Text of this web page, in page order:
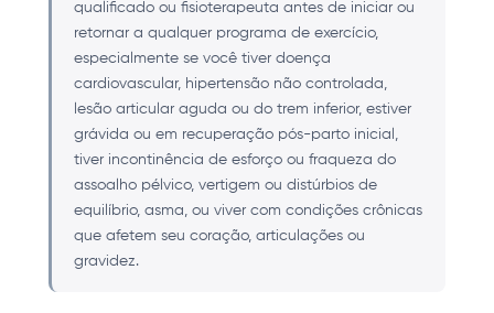
qualificado ou fisioterapeuta antes de iniciar ou
retornar a qualquer programa de exercício,
especialmente se você tiver doença
cardiovascular, hipertensão não controlada,
lesão articular aguda ou do trem inferior, estiver
grávida ou em recuperação pós-parto inicial,
tiver incontinência de esforço ou fraqueza do
assoalho pélvico, vertigem ou distúrbios de
equilíbrio, asma, ou viver com condições crônicas
que afetem seu coração, articulações ou
gravidez.